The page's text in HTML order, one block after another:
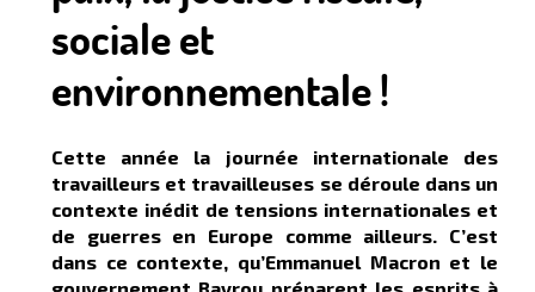
sociale et
environnementale !
Cette année la journée internationale des
travailleurs et travailleuses se déroule dans un
contexte inédit de tensions internationales et
de guerres en Europe comme ailleurs. C’est
dans ce contexte, qu’Emmanuel Macron et le